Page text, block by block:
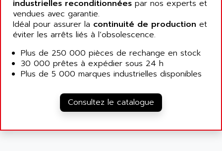
SMC40
SCM50
A16B
MIDIMASTER VECTOR
SMC200
ADVANTYS TELEFAST
TELEFAST ABE7
AMAN
AMAREX
AMAT
AMBERSIL
AMBRESIL
AMC
AMDV
industrielles reconditionnées par nos experts et
vendues avec garantie.
Idéal pour assurer la continuité de production et
éviter les arrêts liés à l’obsolescence.
Plus de 250 000 pièces de rechange en stock
30 000 prêtes à expédier sous 24 h
Plus de 5 000 marques industrielles disponibles
Consultez le catalogue